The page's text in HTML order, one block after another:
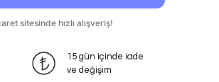
15 gün içinde iade
ve değişim